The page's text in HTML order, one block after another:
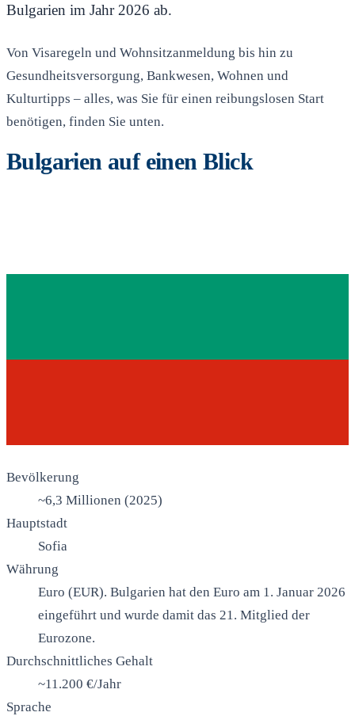
Bulgarien im Jahr 2026 ab.
Von Visaregeln und Wohnsitzanmeldung bis hin zu
Gesundheitsversorgung, Bankwesen, Wohnen und
Kulturtipps – alles, was Sie für einen reibungslosen Start
benötigen, finden Sie unten.
Bulgarien auf einen Blick
Bevölkerung
~6,3 Millionen (2025)
Hauptstadt
Sofia
Währung
Euro (EUR). Bulgarien hat den Euro am 1. Januar 2026
eingeführt und wurde damit das 21. Mitglied der
Eurozone.
Durchschnittliches Gehalt
~11.200 €/Jahr
Sprache